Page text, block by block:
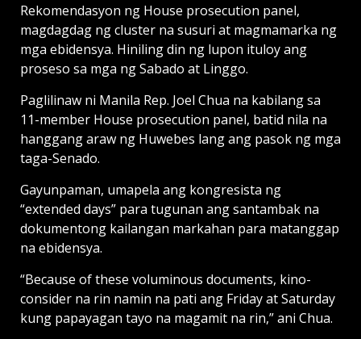
Rekomendasyon ng House prosecution panel,
magdagdag ng cluster na susuri at magmamarka ng
mga ebidensya. Hiniling din ng lupon ituloy ang
proseso sa mga ng Sabado at Linggo.
Paglilinaw ni Manila Rep. Joel Chua na kabilang sa
11-member House prosecution panel, batid nila na
hanggang araw ng Huwebes lang ang pasok ng mga
taga-Senado.
Gayunpaman, umapela ang kongresista ng
“extended days” para tugunan ang santambak na
dokumentong kailangan markahan para matanggap
na ebidensya.
“Because of these voluminous documents, kino-
consider na rin namin na pati ang Friday at Saturday
kung papayagan tayo na magamit na rin,” ani Chua.